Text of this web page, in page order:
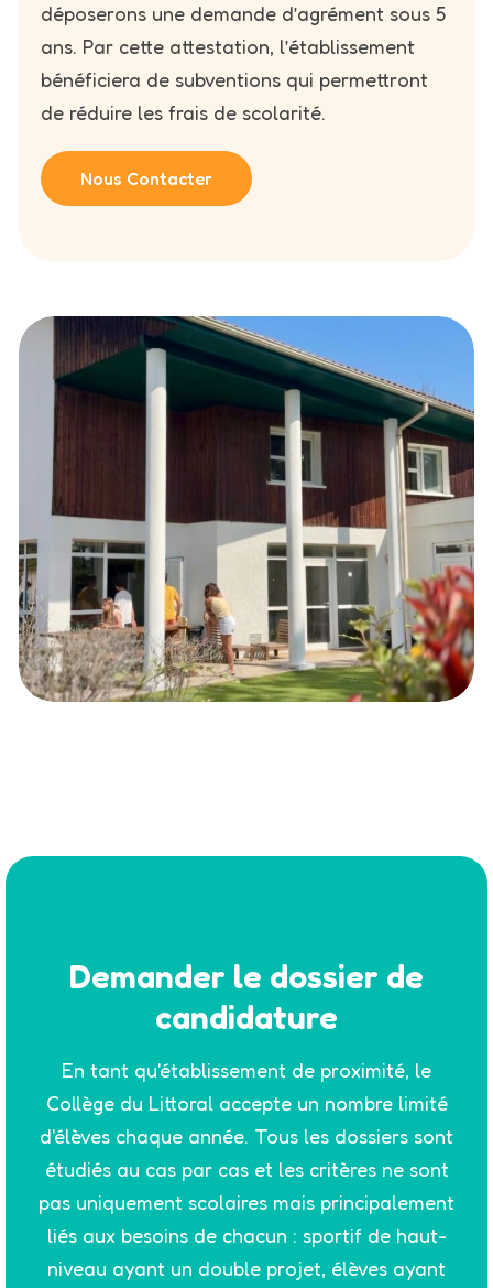
déposerons une demande d’agrément sous 5
ans. Par cette attestation, l’établissement
bénéficiera de subventions qui permettront
de réduire les frais de scolarité.
Nous Contacter
Demander le dossier de
candidature
En tant qu'établissement de proximité, le
Collège du Littoral accepte un nombre limité
d'élèves chaque année. Tous les dossiers sont
étudiés au cas par cas et les critères ne sont
pas uniquement scolaires mais principalement
liés aux besoins de chacun : sportif de haut-
niveau ayant un double projet, élèves ayant